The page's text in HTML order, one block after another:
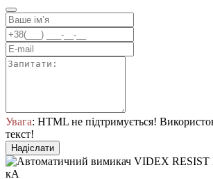
Увага: HTML не підтримується!
текст!
Надіслати